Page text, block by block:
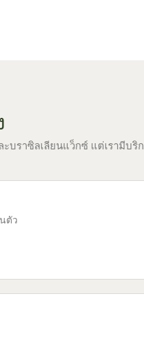
ราซิลเลียนแว็กซ์ แต่เรามีบริ
ตัว